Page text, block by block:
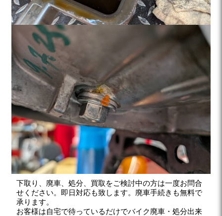
下取り、廃車、処分、買取をご検討中の方は一度お問合
せください。即日対応も致します。廃車手続きも無料で
承ります。
お客様は自宅で待っているだけでバイク廃車・処分出来